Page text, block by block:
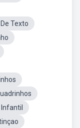
Texto